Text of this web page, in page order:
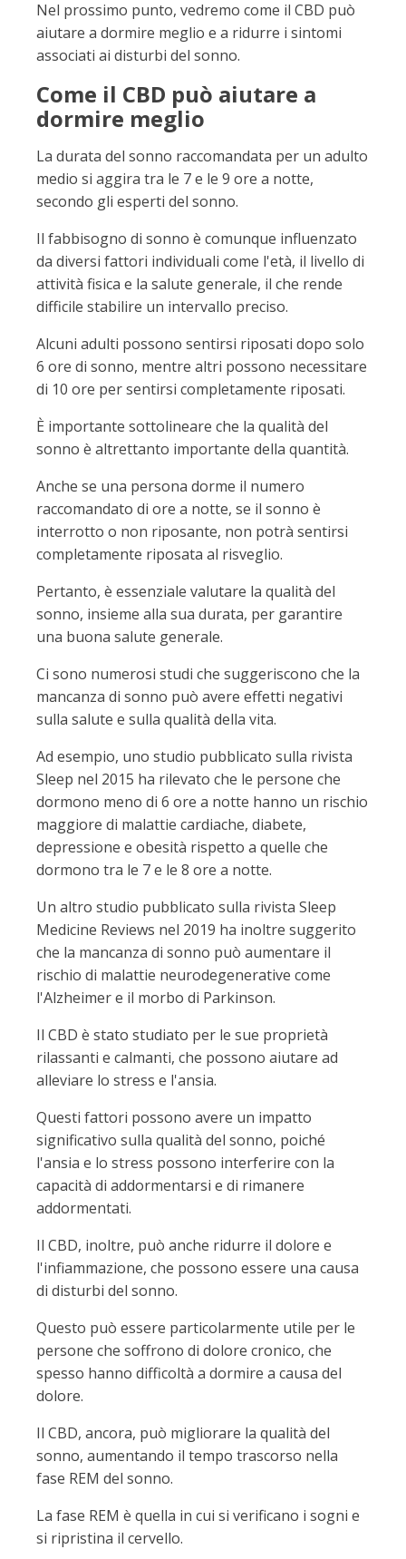
Nel prossimo punto, vedremo come il CBD può
aiutare a dormire meglio e a ridurre i sintomi
associati ai disturbi del sonno.
Come il CBD può aiutare a
dormire meglio
La durata del sonno raccomandata per un adulto
medio si aggira tra le 7 e le 9 ore a notte,
secondo gli esperti del sonno.
Il fabbisogno di sonno è comunque influenzato
da diversi fattori individuali come l'età, il livello di
attività fisica e la salute generale, il che rende
difficile stabilire un intervallo preciso.
Alcuni adulti possono sentirsi riposati dopo solo
6 ore di sonno, mentre altri possono necessitare
di 10 ore per sentirsi completamente riposati.
È importante sottolineare che la qualità del
sonno è altrettanto importante della quantità.
Anche se una persona dorme il numero
raccomandato di ore a notte, se il sonno è
interrotto o non riposante, non potrà sentirsi
completamente riposata al risveglio.
Pertanto, è essenziale valutare la qualità del
sonno, insieme alla sua durata, per garantire
una buona salute generale.
Ci sono numerosi studi che suggeriscono che la
mancanza di sonno può avere effetti negativi
sulla salute e sulla qualità della vita.
Ad esempio, uno studio pubblicato sulla rivista
Sleep nel 2015 ha rilevato che le persone che
dormono meno di 6 ore a notte hanno un rischio
maggiore di malattie cardiache, diabete,
depressione e obesità rispetto a quelle che
dormono tra le 7 e le 8 ore a notte.
Un altro studio pubblicato sulla rivista Sleep
Medicine Reviews nel 2019 ha inoltre suggerito
che la mancanza di sonno può aumentare il
rischio di malattie neurodegenerative come
l'Alzheimer e il morbo di Parkinson.
Il CBD è stato studiato per le sue proprietà
rilassanti e calmanti, che possono aiutare ad
alleviare lo stress e l'ansia.
Questi fattori possono avere un impatto
significativo sulla qualità del sonno, poiché
l'ansia e lo stress possono interferire con la
capacità di addormentarsi e di rimanere
addormentati.
Il CBD, inoltre, può anche ridurre il dolore e
l'infiammazione, che possono essere una causa
di disturbi del sonno.
Questo può essere particolarmente utile per le
persone che soffrono di dolore cronico, che
spesso hanno difficoltà a dormire a causa del
dolore.
Il CBD, ancora, può migliorare la qualità del
sonno, aumentando il tempo trascorso nella
fase REM del sonno.
La fase REM è quella in cui si verificano i sogni e
si ripristina il cervello.